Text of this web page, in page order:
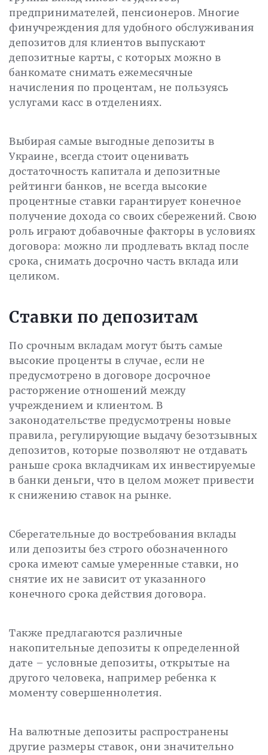
предпринимателей, пенсионеров. Многие
финучреждения для удобного обслуживания
депозитов для клиентов выпускают
депозитные карты, с которых можно в
банкомате снимать ежемесячные
начисления по процентам, не пользуясь
услугами касс в отделениях.
Выбирая самые выгодные депозиты в
Украине, всегда стоит оценивать
достаточность капитала и депозитные
рейтинги банков, не всегда высокие
процентные ставки гарантирует конечное
получение дохода со своих сбережений. Свою
роль играют добавочные факторы в условиях
договора: можно ли продлевать вклад после
срока, снимать досрочно часть вклада или
целиком.
Ставки по депозитам
По срочным вкладам могут быть самые
высокие проценты в случае, если не
предусмотрено в договоре досрочное
расторжение отношений между
учреждением и клиентом. В
законодательстве предусмотрены новые
правила, регулирующие выдачу безотзывных
депозитов, которые позволяют не отдавать
раньше срока вкладчикам их инвестируемые
в банки деньги, что в целом может привести
к снижению ставок на рынке.
Сберегательные до востребования вклады
или депозиты без строго обозначенного
срока имеют самые умеренные ставки, но
снятие их не зависит от указанного
конечного срока действия договора.
Также предлагаются различные
накопительные депозиты к определенной
дате – условные депозиты, открытые на
другого человека, например ребенка к
моменту совершеннолетия.
На валютные депозиты распространены
другие размеры ставок, они значительно